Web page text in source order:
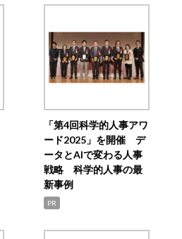
「第4回科学的人事アワ
ード2025」を開催 デ
ータとAIで変わる人事
戦略 科学的人事の最
新事例
PR